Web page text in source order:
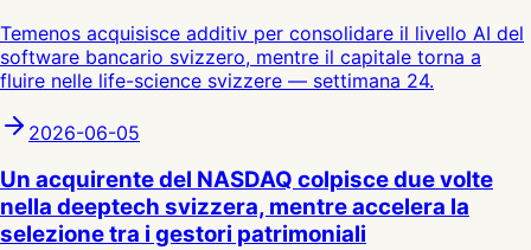
Temenos acquisisce additiv per consolidare il livello AI del
software bancario svizzero, mentre il capitale torna a
fluire nelle life-science svizzere — settimana 24.
2026-06-05
Un acquirente del NASDAQ colpisce due volte
nella deeptech svizzera, mentre accelera la
selezione tra i gestori patrimoniali